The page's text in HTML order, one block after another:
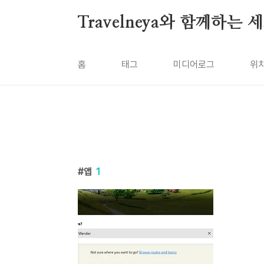
Travelneya와 함께하는
홈 태그 미디어로그 위
앱 1